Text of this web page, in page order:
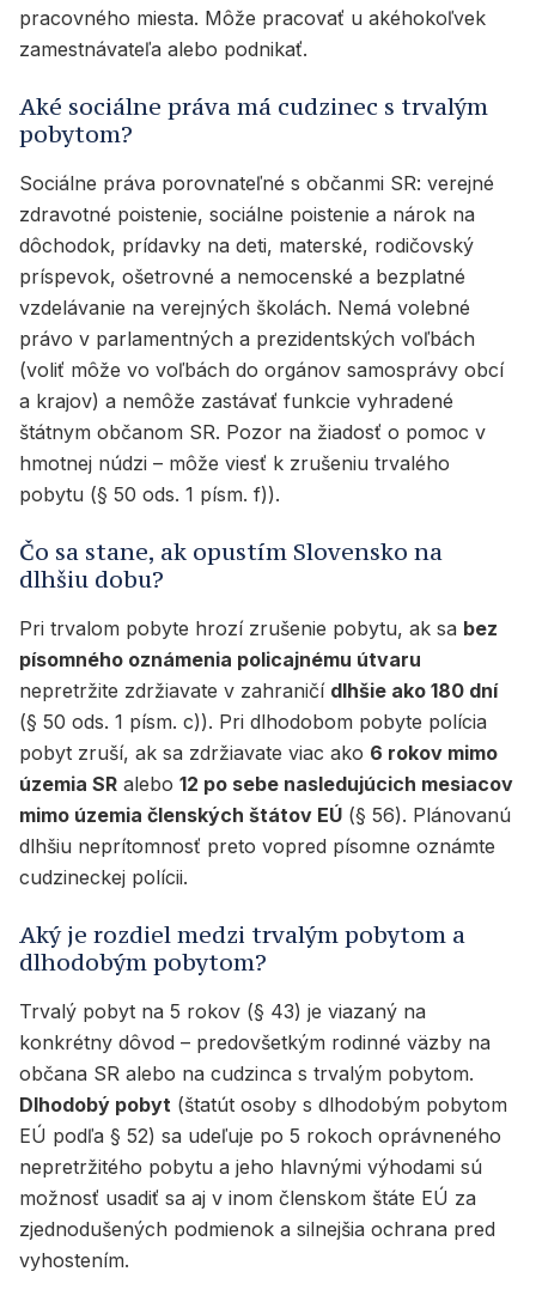
pracovného miesta. Môže pracovať u akéhokoľvek
zamestnávateľa alebo podnikať.
Aké sociálne práva má cudzinec s trvalým
pobytom?
Sociálne práva porovnateľné s občanmi SR: verejné
zdravotné poistenie, sociálne poistenie a nárok na
dôchodok, prídavky na deti, materské, rodičovský
príspevok, ošetrovné a nemocenské a bezplatné
vzdelávanie na verejných školách. Nemá volebné
právo v parlamentných a prezidentských voľbách
(voliť môže vo voľbách do orgánov samosprávy obcí
a krajov) a nemôže zastávať funkcie vyhradené
štátnym občanom SR. Pozor na žiadosť o pomoc v
hmotnej núdzi – môže viesť k zrušeniu trvalého
pobytu (§ 50 ods. 1 písm. f)).
Čo sa stane, ak opustím Slovensko na
dlhšiu dobu?
Pri trvalom pobyte hrozí zrušenie pobytu, ak sa bez
písomného oznámenia policajnému útvaru
nepretržite zdržiavate v zahraničí dlhšie ako 180 dní
(§ 50 ods. 1 písm. c)). Pri dlhodobom pobyte polícia
pobyt zruší, ak sa zdržiavate viac ako 6 rokov mimo
územia SR alebo 12 po sebe nasledujúcich mesiacov
mimo územia členských štátov EÚ (§ 56). Plánovanú
dlhšiu neprítomnosť preto vopred písomne oznámte
cudzineckej polícii.
Aký je rozdiel medzi trvalým pobytom a
dlhodobým pobytom?
Trvalý pobyt na 5 rokov (§ 43) je viazaný na
konkrétny dôvod – predovšetkým rodinné väzby na
občana SR alebo na cudzinca s trvalým pobytom.
Dlhodobý pobyt (štatút osoby s dlhodobým pobytom
EÚ podľa § 52) sa udeľuje po 5 rokoch oprávneného
nepretržitého pobytu a jeho hlavnými výhodami sú
možnosť usadiť sa aj v inom členskom štáte EÚ za
zjednodušených podmienok a silnejšia ochrana pred
vyhostením.